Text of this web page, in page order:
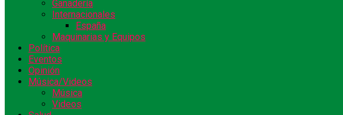
Ganadería
Internacionales
España
Maquinarias y Equipos
Política
Eventos
Opinión
Música/Videos
Música
Videos